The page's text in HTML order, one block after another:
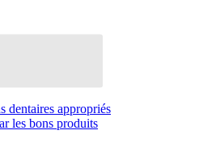
dentaires appropriés
les bons produits